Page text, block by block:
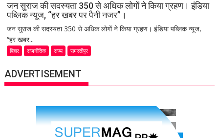
जन सुराज की सदस्यता 350 से अधिक लोगों ने किया ग्रहण। इंडिया
पब्लिक न्यूज, “हर खबर पर पैनी नजर”।
जन सुराज की सदस्यता 350 से अधिक लोगों ने किया ग्रहण। इंडिया पब्लिक न्यूज,
“हर खबर...
बिहार राजनीतिक राज्य समस्तीपुर
ADVERTISEMENT